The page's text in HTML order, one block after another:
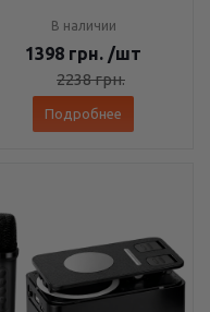
В наличии
1398 грн. /шт
2238грн.
Подробнее